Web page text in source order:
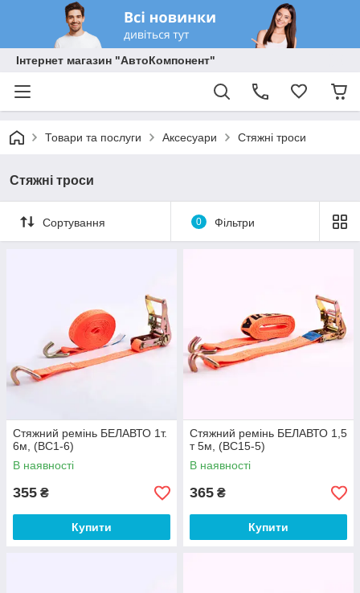
Інтернет магазин "АвтоКомпонент"
Товари та послуги Аксесуари Стяжні троси
Стяжні троси
Сортування 0 Фільтри
Стяжний ремінь БЕЛАВТО 1т.
6м, (BC1-6)
В наявності
355 ₴
Купити
Стяжний ремінь БЕЛАВТО 1,5
т 5м, (BC15-5)
В наявності
365 ₴
Купити